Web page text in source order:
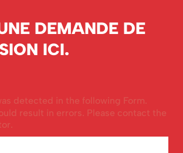
DEMANDE DE
ICI.
detected in the following Form.
result in errors. Please contact the